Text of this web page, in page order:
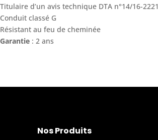
Titulaire d’un avis technique DTA n°14/16-2221
Conduit classé G
Résistant au feu de cheminée
Garantie : 2 ans
Nos Produits